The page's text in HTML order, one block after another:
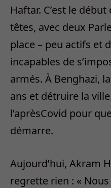
Haftar. C’est le début
têtes, avec deux
place – peu actifs et
incapables de
armés. À Benghazi,
ans et détruire la
l’aprèsCovid pour
démarre.
Aujourd’hui, Akram
regrette rien : «